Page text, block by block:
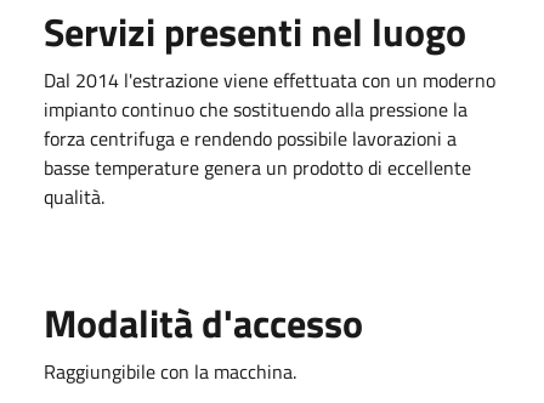
Servizi presenti nel luogo
Dal 2014 l'estrazione viene effettuata con un moderno
impianto continuo che sostituendo alla pressione la
forza centrifuga e rendendo possibile lavorazioni a
basse temperature genera un prodotto di eccellente
qualità.
Modalità d'accesso
Raggiungibile con la macchina.